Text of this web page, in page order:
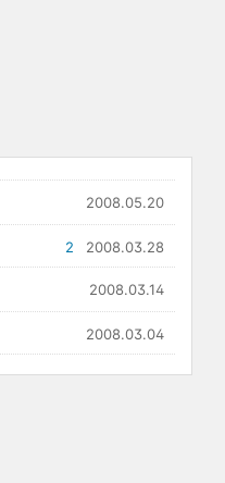
2008.05.20
2008.03.28
2
2008.03.14
2008.03.04